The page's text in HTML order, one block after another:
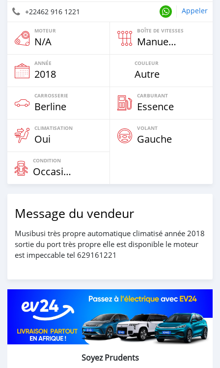
+22462 916 1221 Appeler
MOTEUR
N/A
BOÎTE DE VITESSES
Manuelle
ANNÉE
2018
COULEUR
Autre
CARROSSERIE
Berline
CARBURANT
Essence
CLIMATISATION
Oui
VOLANT
Gauche
CONDITION
Occasion
Message du vendeur
Musibusi très propre automatique climatisé année 2018
sortie du port très propre elle est disponible le moteur
est impeccable tel 629161221
Soyez Prudents